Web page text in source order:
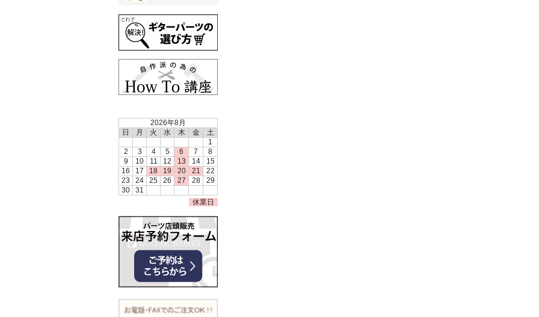
2026年8月
日
月 火 水 木 金
土
1
2
3 4 5 6 7
8
9
10 11 12 13 14
15
16
17 18 19 20 21
22
23
24 25 26 27 28
29
30
31
休業日